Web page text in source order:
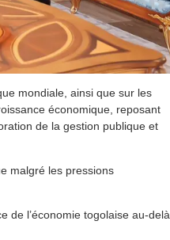
mondiale, ainsi que sur les
économique, reposant
de la gestion publique et
malgré les pressions
de l’économie togolaise au-delà